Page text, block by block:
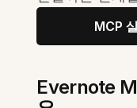
MCP
Evernote